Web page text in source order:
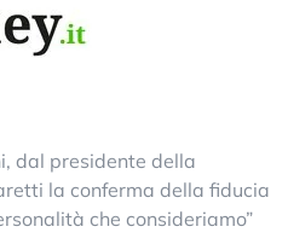
dal presidente della
la conferma della fiducia
che consideriamo”